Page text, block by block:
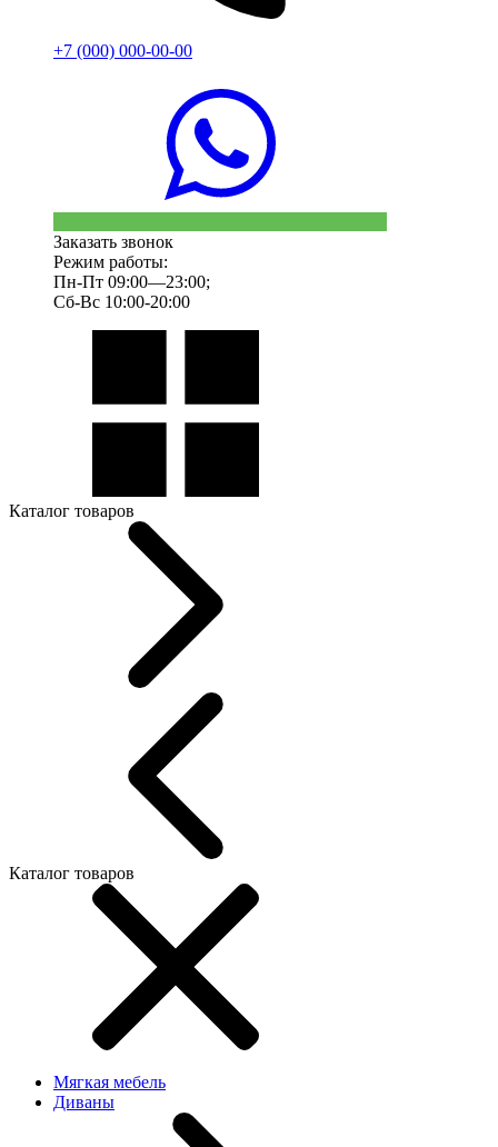
+7 (000) 000-00-00
Заказать звонок
Режим работы:
Пн-Пт 09:00—23:00;
Сб-Вс 10:00-20:00
Каталог товаров
Каталог товаров
Мягкая мебель
Диваны